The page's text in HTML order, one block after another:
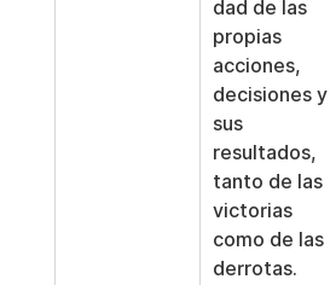
dad de las
propias
acciones,
decisiones y
sus
resultados,
tanto de las
victorias
como de las
derrotas.